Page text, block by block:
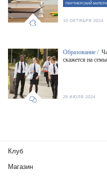
ПАРТНЕРСКИЙ
10 ОКТЯБРЯ 2024
Образование /
скажется на
29 ИЮЛЯ 2024
Клуб
Магазин